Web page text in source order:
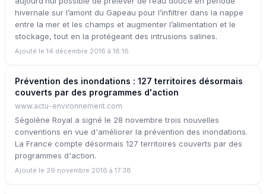
hivernale sur l’amont du Gapeau pour l’infiltrer dans la nappe
entre la mer et les champs et augmenter l’alimentation et le
stockage, tout en la protégeant des intrusions salines.
Ajouté le 14 décembre 2016 à 18:16
Prévention des inondations : 127 territoires désormais
couverts par des programmes d'action
www.actu-environnement.com
Ségolène Royal a signé le 28 novembre trois nouvelles
conventions en vue d'améliorer la prévention des inondations.
La France compte désormais 127 territoires couverts par des
programmes d'action.
Ajouté le 29 novembre 2016 à 17:38